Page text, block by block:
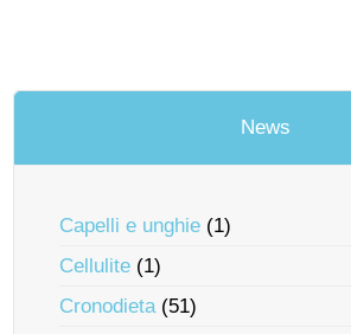
News
Capelli e unghie (1)
Cellulite (1)
Cronodieta(51)